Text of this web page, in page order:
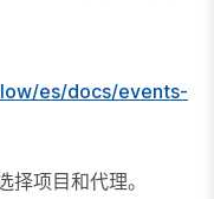
es/docs/events-
项目和代理。